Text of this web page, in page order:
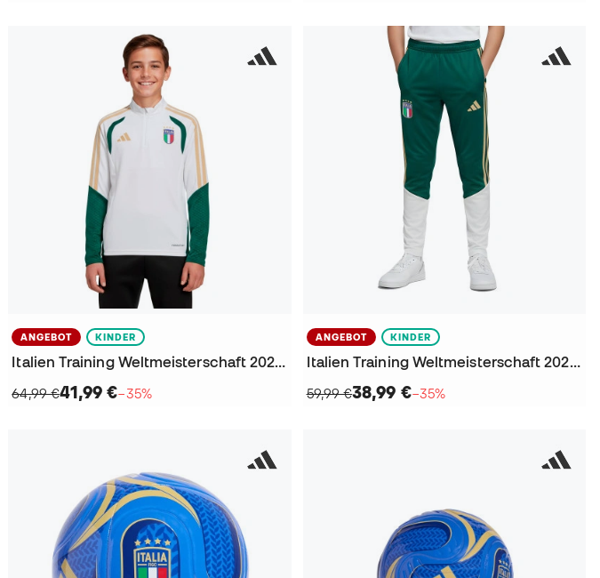
ANGEBOT KINDER
Italien Training Weltmeisterschaft 2026 Kinder Sweatshirt
64,99 €41,99 €−35%
ANGEBOT KINDER
Italien Training Weltmeisterschaft 2026 Kinder Lange Hosen
59,99 €38,99 €−35%